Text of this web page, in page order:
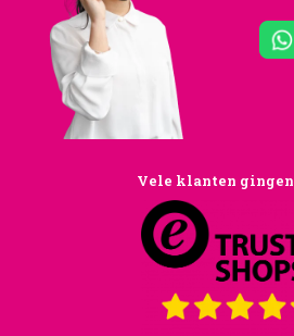
Vele klanten gingen